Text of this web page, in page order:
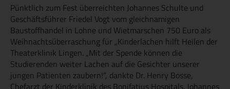
Pünktlich zum Fest überreichten Johannes Schulte und
Geschäftsführer Friedel Vogt vom gleichnamigen
Baustoffhandel in Lohne und Wietmarschen 750 Euro als
Weihnachtsüberraschung für „Kinderlachen hilft Heilen der
Theaterklinik Lingen. „Mit der Spende können die
Studierenden weiter Lachen auf die Gesichter unserer
jungen Patienten zaubern!“, dankte Dr. Henry Bosse,